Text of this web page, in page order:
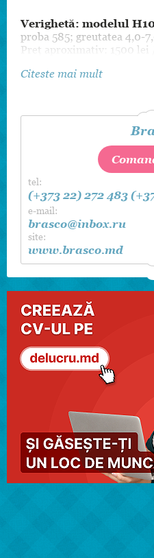
Verighetă: modelul
proba 585; greutatea 4,0-
Preț aproximativ: 1500 lei
Citeste mai mult
tel:
(+373 22) 272 483
e-mail:
brasco@inbox.ru
site:
www.brasco.md